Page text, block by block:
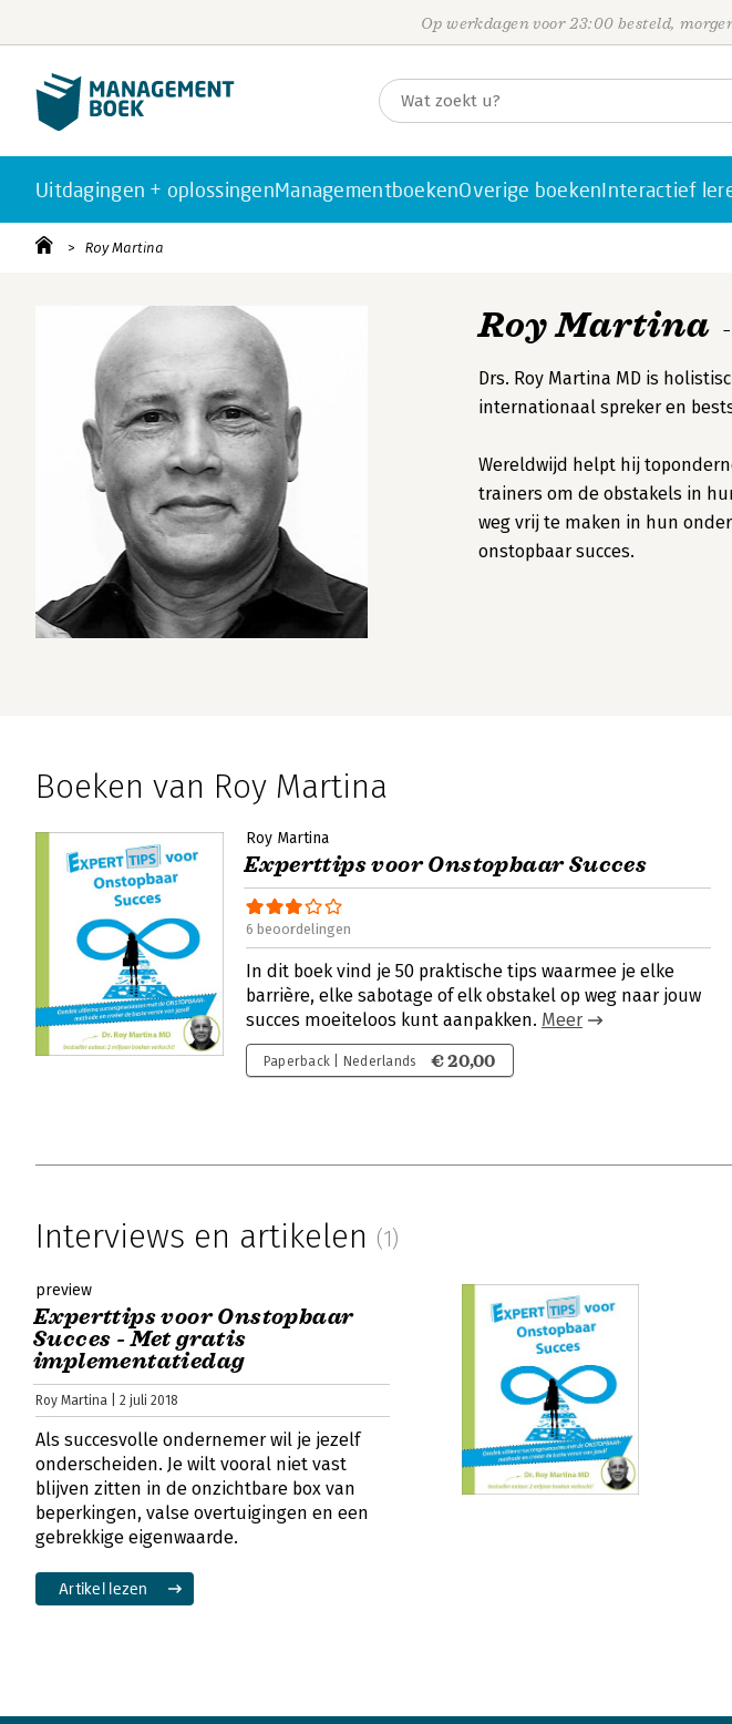
Op werkdagen voor 23:00 besteld,
Uitdagingen + oplossingenManagementboekenOverige boekenInteractief
Roy Martina
Roy Martina
Drs. Roy Martina MD is
internationaal spreker en
Wereldwijd helpt hij
trainers om de obstakels in
weg vrij te maken in hun
onstopbaar succes.
Boeken van Roy Martina
Roy Martina
Experttips voor Onstopbaar Succes
6 beoordelingen
In dit boek vind je 50 praktische tips waarmee je elke
barrière, elke sabotage of elk obstakel op weg naar jouw
succes moeiteloos kunt aanpakken. Meer
Paperback | Nederlands € 20,00
Interviews en artikelen (1)
preview
Experttips voor Onstopbaar
Succes - Met gratis
implementatiedag
Roy Martina | 2 juli 2018
Als succesvolle ondernemer wil je jezelf
onderscheiden. Je wilt vooral niet vast
blijven zitten in de onzichtbare box van
beperkingen, valse overtuigingen en een
gebrekkige eigenwaarde.
Artikel lezen